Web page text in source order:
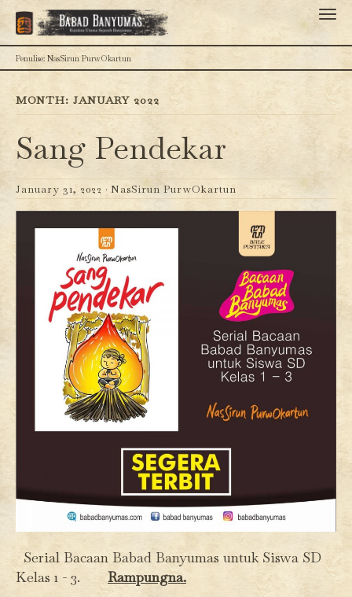
Penulise: NasSirun PurwOkartun
MONTH: JANUARY 2022
Sang Pendekar
January 31, 2022 · NasSirun PurwOkartun
Serial Bacaan Babad Banyumas untuk Siswa SD
Kelas 1 - 3.Rampungna.